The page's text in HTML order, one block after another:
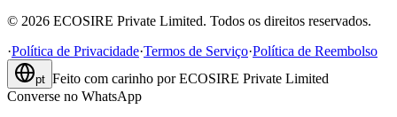
© 2026 ECOSIRE Private Limited. Todos os direitos reservados.
·Política de Privacidade·Termos de Serviço·Política de Reembolso
pt Feito com carinho por ECOSIRE Private Limited
Converse no WhatsApp